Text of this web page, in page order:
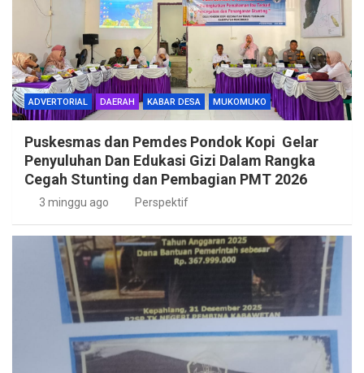
ADVERTORIAL DAERAH KABAR DESA MUKOMUKO
Puskesmas dan Pemdes Pondok Kopi Gelar
Penyuluhan Dan Edukasi Gizi Dalam Rangka
Cegah Stunting dan Pembagian PMT 2026
3 minggu ago Perspektif